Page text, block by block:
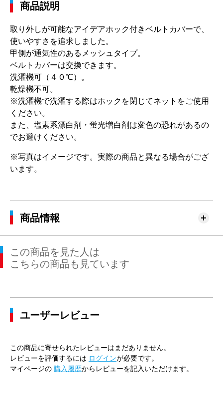
商品説明
取り外しが可能なアイデアホック付きベルトカバーで、
使いやすさを追求しました。
甲側が通気性のあるメッシュタイプ。
ベルトカバーは交換できます。
洗濯機可（４０℃）。
乾燥機不可。
※洗濯機で洗濯する際はホックを閉じてネットをご使用
ください。
また、塩素系漂白剤・蛍光増白剤は変色の恐れがあるの
でお避けください。
※写真はイメージです。実際の商品と異なる場合がござ
います。
商品情報
この商品を見た人は
こちらの商品も見ています
ユーザーレビュー
この商品に寄せられたレビューはまだありません。
レビューを評価するには ログインが必要です。
マイページの 購入履歴からレビューを記入いただけます。